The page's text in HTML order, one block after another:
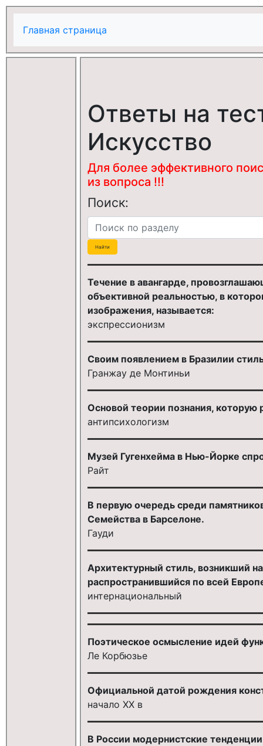
Главная страница
Ответы на
Искусство
Для более эффективного
из вопроса !!!
Поиск:
Течение в авангарде,
объективной реальностью, в
изображения, называется:
экспрессионизм
Своим появлением в Бразилии
Гранжау де Монтиньи
Основой теории познания, которую
антипсихологизм
Музей Гугенхейма в Нью-Йорке
Райт
В первую очередь среди памятников
Семейства в Барселоне.
Гауди
Архитектурный стиль, возникший
распространившийся по всей
интернациональный
Поэтическое осмысление идей
Ле Корбюзье
Официальной датой рождения
начало XX в
В России модернистские